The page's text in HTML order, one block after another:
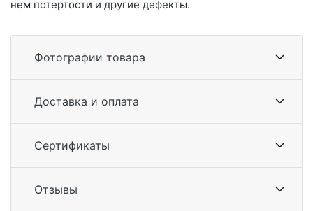
нем потертости и другие дефекты.
Фотографии товара
Доставка и оплата
Сертификаты
Отзывы